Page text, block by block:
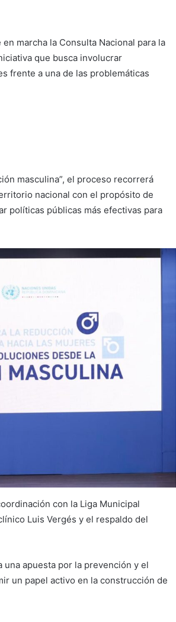
marcha la Consulta Nacional para la
que busca involucrar
frente a una de las problemáticas
masculina”, el proceso recorrerá
nacional con el propósito de
políticas públicas más efectivas para
con la Liga Municipal
Luis Vergés y el respaldo del
apuesta por la prevención y el
un papel activo en la construcción de